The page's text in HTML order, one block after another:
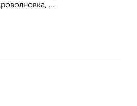
...